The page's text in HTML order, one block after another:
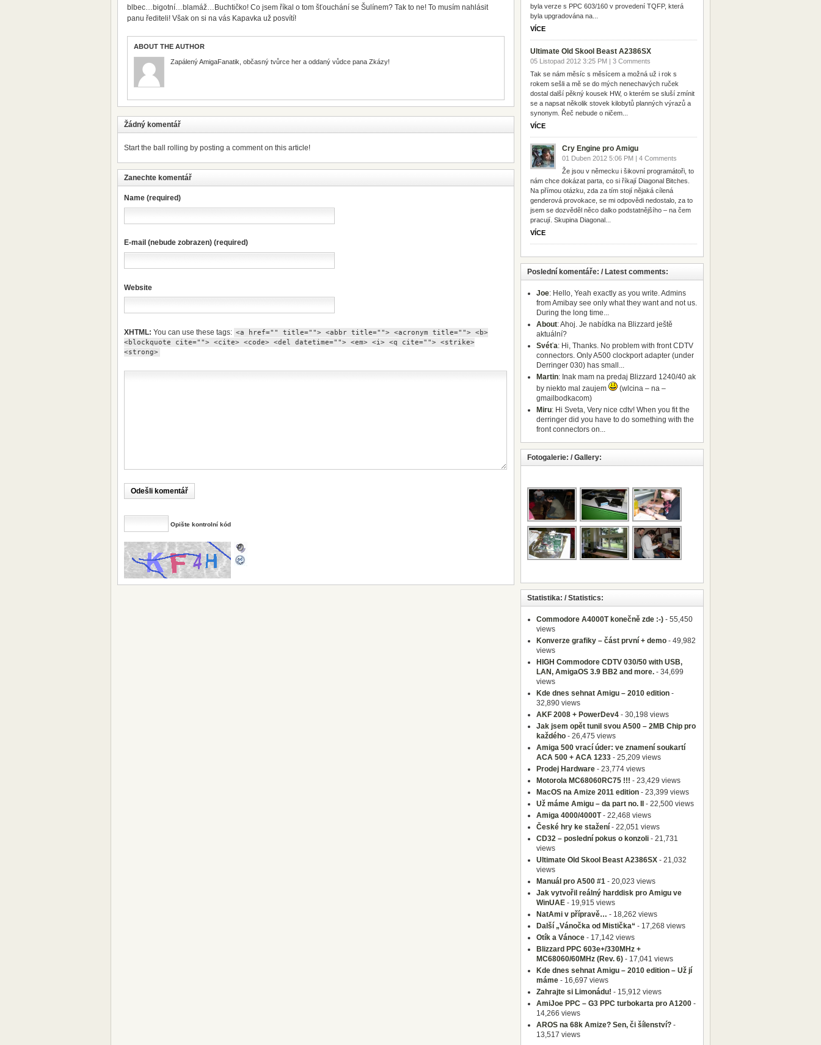
blbec…bigotní…blamáž…Buchtičko! Co jsem říkal o tom šťouchání se Šulínem? Tak to ne! To musím nahlásit
panu řediteli! Však on si na vás Kapavka už posvítí!
ABOUT THE AUTHOR
Zapálený AmigaFanatik, občasný tvůrce her a oddaný vůdce pana Zkázy!
Žádný komentář
Start the ball rolling by posting a comment on this article!
Zanechte komentář
Name (required)
E-mail (nebude zobrazen) (required)
Website
XHTML: You can use these tags: <a href="" title=""> <abbr title=""> <acronym title=""> <b>
<blockquote cite=""> <cite> <code> <del datetime=""> <em> <i> <q cite=""> <strike>
<strong>
Opište kontrolní kód
byla verze s PPC 603/160 v provedení TQFP, která
byla upgradována na...
VÍCE
Ultimate Old Skool Beast A2386SX
05 Listopad 2012 3:25 PM | 3 Comments
Tak se nám měsíc s měsícem a možná už i rok s
rokem sešli a mě se do mých nenechavých ruček
dostal další pěkný kousek HW, o kterém se sluší zmínit
se a napsat několik stovek kilobytů planných výrazů a
synonym. Řeč nebude o ničem...
VÍCE
Cry Engine pro Amigu
01 Duben 2012 5:06 PM | 4 Comments
Že jsou v německu i šikovní programátoři, to
nám chce dokázat parta, co si říkají Diagonal Bitches.
Na přímou otázku, zda za tím stojí nějaká cílená
genderová provokace, se mi odpovědi nedostalo, za to
jsem se dozvěděl něco dalko podstatnějšího – na čem
pracují. Skupina Diagonal...
VÍCE
Poslední komentáře: / Latest comments:
Joe: Hello, Yeah exactly as you write. Admins
from Amibay see only what they want and not us.
During the long time...
About: Ahoj. Je nabídka na Blizzard ještě
aktuální?
Svéťa: Hi, Thanks. No problem with front CDTV
connectors. Only A500 clockport adapter (under
Derringer 030) has small...
Martin: Inak mam na predaj Blizzard 1240/40 ak
by niekto mal zaujem
(wlcina – na –
gmailbodkacom)
Miru: Hi Sveta, Very nice cdtv! When you fit the
derringer did you have to do something with the
front connectors on...
Fotogalerie: / Gallery:
Statistika: / Statistics:
Commodore A4000T konečně zde :-) - 55,450
views
Konverze grafiky – část první + demo - 49,982
views
HIGH Commodore CDTV 030/50 with USB,
LAN, AmigaOS 3.9 BB2 and more. - 34,699
views
Kde dnes sehnat Amigu – 2010 edition -
32,890 views
AKF 2008 + PowerDev4 - 30,198 views
Jak jsem opět tunil svou A500 – 2MB Chip pro
každého - 26,475 views
Amiga 500 vrací úder: ve znamení soukartí
ACA 500 + ACA 1233 - 25,209 views
Prodej Hardware - 23,774 views
Motorola MC68060RC75 !!! - 23,429 views
MacOS na Amize 2011 edition - 23,399 views
Už máme Amigu – da part no. II
- 22,500 views
Amiga 4000/4000T- 22,468 views
České hry ke stažení - 22,051 views
CD32 – poslední pokus o konzoli - 21,731
views
Ultimate Old Skool Beast A2386SX - 21,032
views
Manuál pro A500 #1 - 20,023 views
Jak vytvořil reálný harddisk pro Amigu ve
WinUAE - 19,915 views
NatAmi v přípravě… - 18,262 views
Další „Vánočka od Mistička“ - 17,268 views
Otík a Vánoce - 17,142 views
Blizzard PPC 603e+/330MHz +
MC68060/60MHz (Rev. 6) - 17,041 views
Kde dnes sehnat Amigu – 2010 edition – Už jí
máme - 16,697 views
Zahrajte si Limonádu! - 15,912 views
AmiJoe PPC – G3 PPC turbokarta pro A1200 -
14,266 views
AROS na 68k Amize? Sen, či šílenství? -
13,517 views